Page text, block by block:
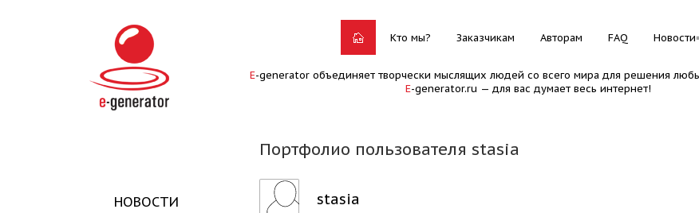
Кто мы? Заказчикам Авторам FAQ Новости
E-generator объединяет творчески мыслящих людей со всего мира для решения
E-generator.ru — для вас думает весь интернет!
Портфолио пользователя stasia
НОВОСТИ stasia